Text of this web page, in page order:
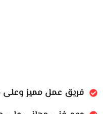
فريق عمل مميز وعلى